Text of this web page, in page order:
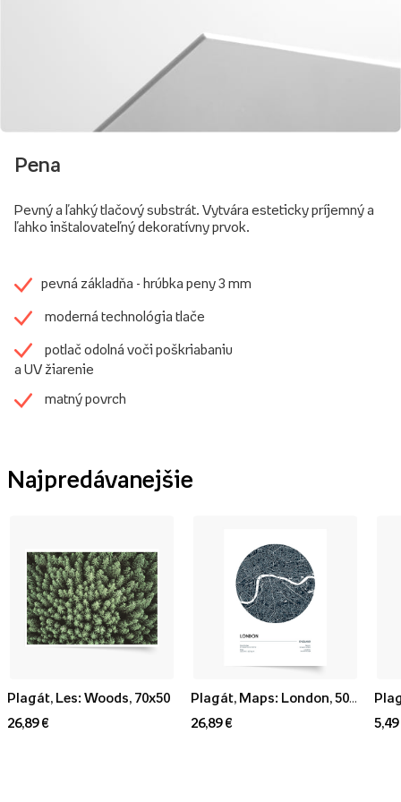
Pena
Pevný a ľahký tlačový substrát. Vytvára esteticky príjemný a
ľahko inštalovateľný dekoratívny prvok.
pevná základňa - hrúbka peny 3 mm
moderná technológia tlače
potlač odolná voči poškriabaniu
a UV žiarenie
matný povrch
Najpredávanejšie
Plagát, Les: Woods, 70x50
26,89 €
26,89 €
5,49